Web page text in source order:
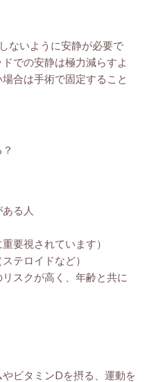
ないように安静が必要で
での安静は極力減らすよ
合は手術で固定すること
る人
要視されています）
テロイドなど）
スクが高く、年齢と共に
ビタミンDを摂る、運動を